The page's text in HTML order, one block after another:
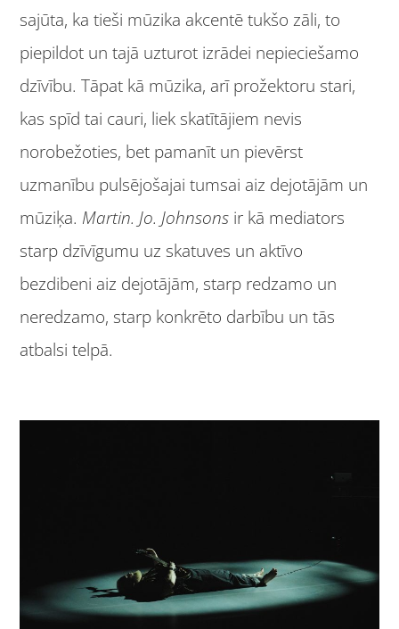
sajūta, ka tieši mūzika akcentē tukšo zāli, to
piepildot un tajā uzturot izrādei nepieciešamo
dzīvību. Tāpat kā mūzika, arī prožektoru stari,
kas spīd tai cauri, liek skatītājiem nevis
norobežoties, bet pamanīt un pievērst
uzmanību pulsējošajai tumsai aiz dejotājām un
mūziķa. Martin. Jo. Johnsons ir kā mediators
starp dzīvīgumu uz skatuves un aktīvo
bezdibeni aiz dejotājām, starp redzamo un
neredzamo, starp konkrēto darbību un tās
atbalsi telpā.